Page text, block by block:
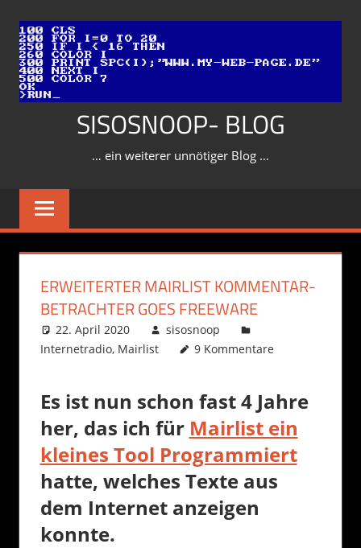
Inhalt
springen
SISOSNOOP- BLOG
… ein weiterer unnötiger Blog …
ERWEITERTER MAIRLIST KOMMENTAR-
BETRACHTER GOES FREEWARE
22. April 2020
sisosnoop
Internetradio, Mairlist 9 Kommentare
Es ist nun schon fast 4 Jahre
her, das ich für Mairlist ein
kleines Tool Programmiert
hatte, welches Texte aus
dem Internet anzeigen
konnte.